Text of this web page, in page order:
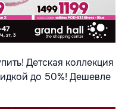
Детская коллекция
до 50%! Дешевле